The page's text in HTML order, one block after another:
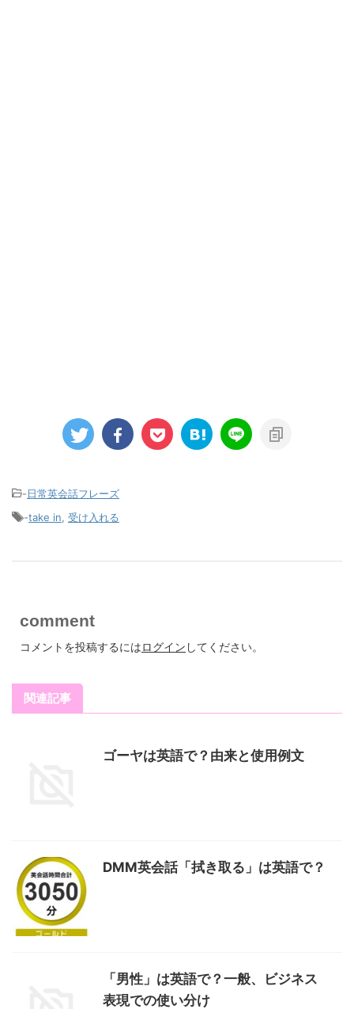
-日常英会話フレーズ
-take in 受け入れる
comment
コメントを投稿するにはログイン してください。
関連記事
ゴーヤは英語で？由来と使用例文
DMM英会話「拭き取る」は英語で？
「男性」は英語で？一般、ビジネス
表現での使い分け